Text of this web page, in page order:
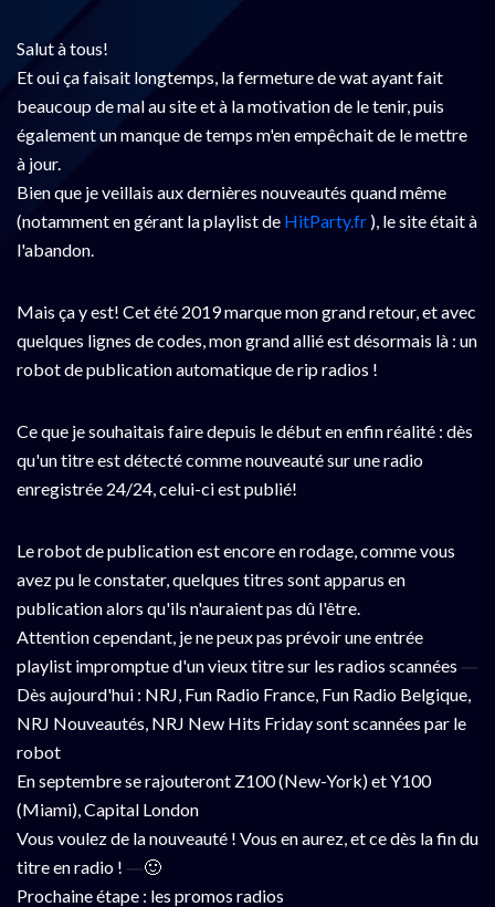
Salut à tous!
Et oui ça faisait longtemps, la fermeture de wat ayant fait
beaucoup de mal au site et à la motivation de le tenir, puis
également un manque de temps m'en empêchait de le mettre
à jour.
Bien que je veillais aux dernières nouveautés quand même
(notamment en gérant la playlist de HitParty.fr ), le site était à
l'abandon.
Mais ça y est! Cet été 2019 marque mon grand retour, et avec
quelques lignes de codes, mon grand allié est désormais là : un
robot de publication automatique de rip radios !
Ce que je souhaitais faire depuis le début en enfin réalité : dès
qu'un titre est détecté comme nouveauté sur une radio
enregistrée 24/24, celui-ci est publié!
Le robot de publication est encore en rodage, comme vous
avez pu le constater, quelques titres sont apparus en
publication alors qu'ils n'auraient pas dû l'être.
Attention cependant, je ne peux pas prévoir une entrée
playlist impromptue d'un vieux titre sur les radios scannées
Dès aujourd'hui : NRJ, Fun Radio France, Fun Radio Belgique,
NRJ Nouveautés, NRJ New Hits Friday sont scannées par le
robot
En septembre se rajouteront Z100 (New-York) et Y100
(Miami), Capital London
Vous voulez de la nouveauté ! Vous en aurez, et ce dès la fin du
titre en radio !
🙂
Prochaine étape : les promos radios